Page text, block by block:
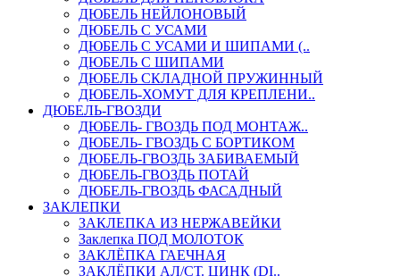
ДЮБЕЛЬ НЕЙЛОНОВЫЙ
ДЮБЕЛЬ С УСАМИ
ДЮБЕЛЬ С УСАМИ И ШИПАМИ (..
ДЮБЕЛЬ С ШИПАМИ
ДЮБЕЛЬ СКЛАДНОЙ ПРУЖИННЫЙ
ДЮБЕЛЬ-ХОМУТ ДЛЯ КРЕПЛЕНИ..
ДЮБЕЛЬ-ГВОЗДИ
ДЮБЕЛЬ- ГВОЗДЬ ПОД МОНТАЖ..
ДЮБЕЛЬ- ГВОЗДЬ С БОРТИКОМ
ДЮБЕЛЬ-ГВОЗДЬ ЗАБИВАЕМЫЙ
ДЮБЕЛЬ-ГВОЗДЬ ПОТАЙ
ДЮБЕЛЬ-ГВОЗДЬ ФАСАДНЫЙ
ЗАКЛЕПКИ
ЗАКЛЕПКА ИЗ НЕРЖАВЕЙКИ
Заклепка ПОД МОЛОТОК
ЗАКЛЁПКА ГАЕЧНАЯ
ЗАКЛЁПКИ АЛ/СТ. ЦИНК (DI..